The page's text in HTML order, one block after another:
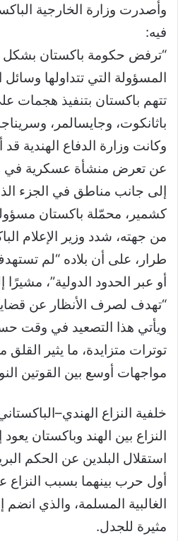
وأصدرت وزارة الخارجية
فيه:
“ترفض حكومة باكستان بشكل
المسؤولة التي تتداولها وسائل
تتهم باكستان بتنفيذ هجمات
باثانكوت، وجايسالمر،
وكانت وزارة الدفاع الهندية
عن تعرض منشأة عسكرية في
إلى جانب مناطق في الجزء
كشمير، محمّلة باكستان
من جهته، شدد وزير الإعلام
طرار، على أن بلاده “لم
أو عبر الحدود الدولية”،
“تهدف لصرف الأنظار عن قضايا
ويأتي هذا التصعيد في وقت
توترات متزايدة، ما يثير
مواجهات أوسع بين القوتين
خلفية النزاع
استقلال البلدين عن الحكم
أول حرب بينهما بسبب النزاع
الغالبية المسلمة، والذي
مثيرة للجدل.